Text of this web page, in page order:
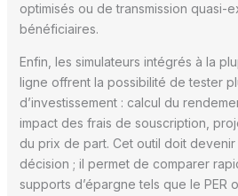
optimisés ou de transmission quasi-
bénéficiaires.
Enfin, les simulateurs intégrés à la
ligne offrent la possibilité de tester
d’investissement : calcul du
impact des frais de souscription,
du prix de part. Cet outil doit
décision ; il permet de comparer
supports d’épargne tels que le PER